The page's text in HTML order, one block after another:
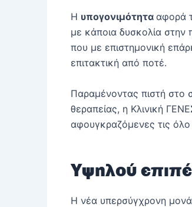
Η υπογονιμότητα αφορά
με κάποια δυσκολία στην
που με επιστημονική
επιτακτική από ποτέ.
Παραμένοντας πιστή στο
θεραπείας, η Κλινική
αφουγκραζόμενες τις όλο
Υψηλού
Η νέα υπερσύγχρονη